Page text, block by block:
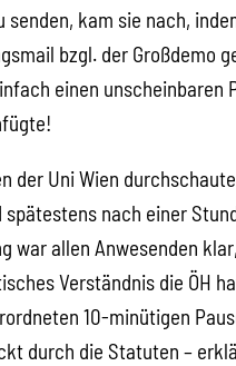
senden, kam sie nach,
bzgl. der Großdemo
einen unscheinbaren
der Uni Wien
spätestens nach einer
war allen Anwesenden
Verständnis die ÖH
10-minütigen
durch die Statuten –